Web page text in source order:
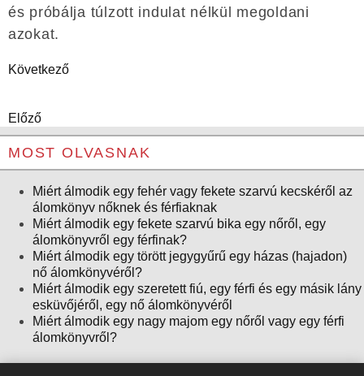
és próbálja túlzott indulat nélkül megoldani
azokat.
Következő
Előző
MOST OLVASNAK
Miért álmodik egy fehér vagy fekete szarvú kecskéről az
álomkönyv nőknek és férfiaknak
Miért álmodik egy fekete szarvú bika egy nőről, egy
álomkönyvről egy férfinak?
Miért álmodik egy törött jegygyűrű egy házas (hajadon)
nő álomkönyvéről?
Miért álmodik egy szeretett fiú, egy férfi és egy másik lány
esküvőjéről, egy nő álomkönyvéről
Miért álmodik egy nagy majom egy nőről vagy egy férfi
álomkönyvről?